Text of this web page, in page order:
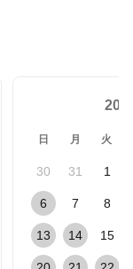
日 月 火
30 31 1
6 7 8
13 14 15